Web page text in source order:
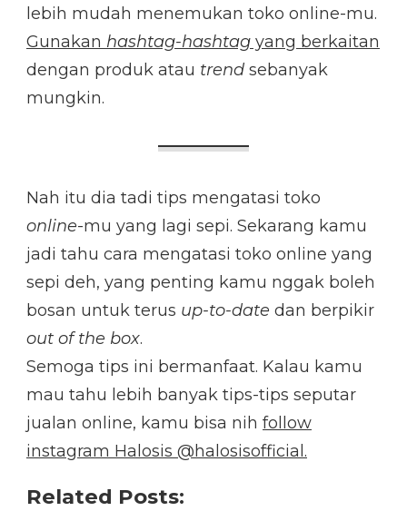
lebih mudah menemukan toko online-mu.
Gunakan hashtag-hashtag yang berkaitan
dengan produk atau trend sebanyak
mungkin.
Nah itu dia tadi tips mengatasi toko
online-mu yang lagi sepi. Sekarang kamu
jadi tahu cara mengatasi toko online yang
sepi deh, yang penting kamu nggak boleh
bosan untuk terus up-to-date dan berpikir
out of the box.
Semoga tips ini bermanfaat. Kalau kamu
mau tahu lebih banyak tips-tips seputar
jualan online, kamu bisa nih follow
instagram Halosis @halosisofficial.
Related Posts: